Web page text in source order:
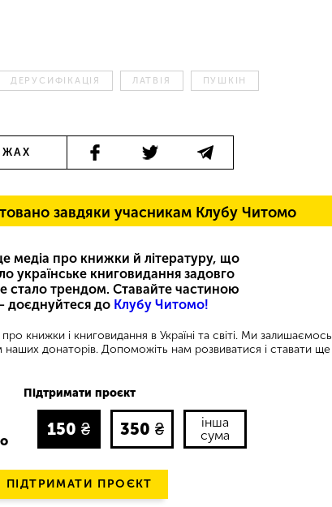
ДЕРУСИФІКАЦІЯ ЛАТВІЯ ПУШКІН
завдяки учасникам Клубу Читомо
медіа про книжки й літературу, що
українське книговидання задовго
стало трендом. Ставайте частиною
— доєднуйтеся до Клубу Читомо!
книжки і книговидання в Україні та світі. Ми залишаємось
донаторів. Допоможіть нам розвиватися і ставати ще
Підтримати проєкт
150 ₴ 350 ₴
інша
сума
ПІДТРИМАТИ ПРОЄКТ